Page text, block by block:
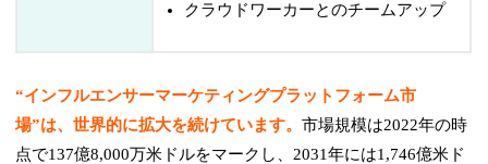
クラウドワーカーとのチームアップ
“インフルエンサーマーケティングプラットフォーム市
場”は、世界的に拡大を続けています。市場規模は2022年の時
点で137億8,000万米ドルをマークし、2031年には1,746億米ド